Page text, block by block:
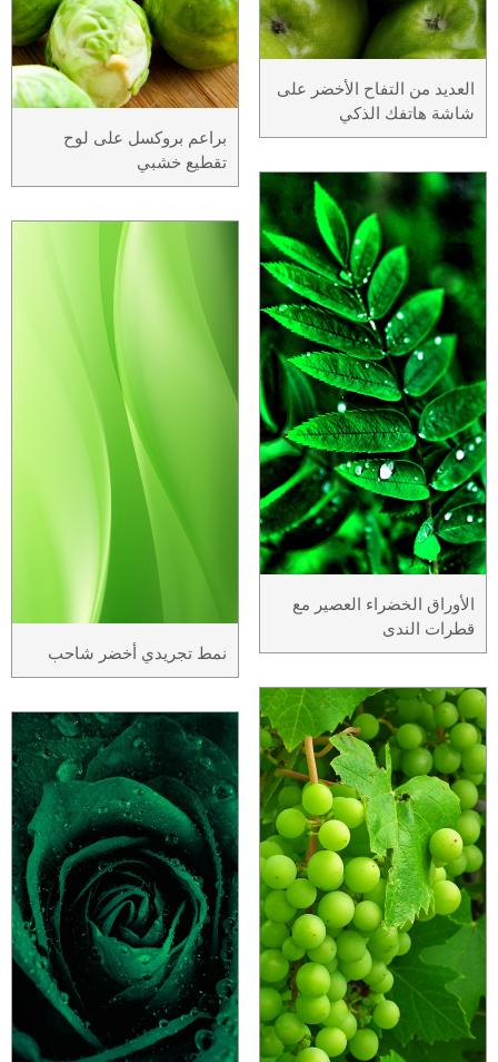
العديد من التفاح الأخضر على
شاشة هاتفك الذكي
الأوراق الخضراء العصير مع
قطرات الندى
براعم بروكسل على لوح
تقطيع خشبي
نمط تجريدي أخضر شاحب